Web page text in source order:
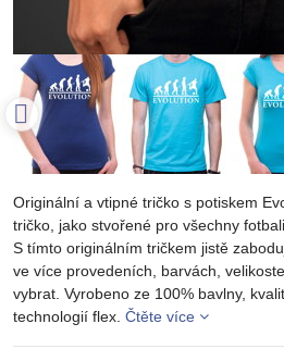
Originální a vtipné tričko s potiskem
tričko, jako stvořené pro všechny
S tímto originálním tričkem jistě
ve více provedeních, barvách,
vybrat. Vyrobeno ze 100% bavlny,
technologií flex. Čtěte více